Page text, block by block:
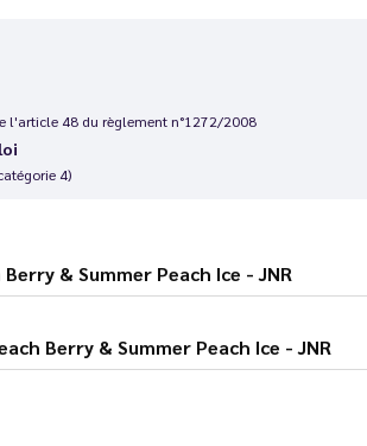
l'article 48 du règlement n°1272/2008
4)
Berry & Summer Peach Ice - JNR
42K Peach Berry & Summer Peach Ice - JNR